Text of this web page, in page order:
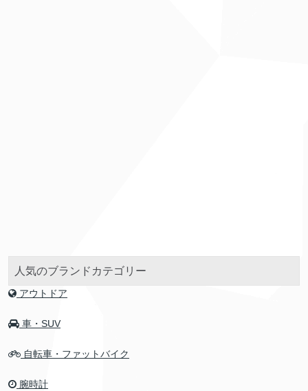
人気のブランドカテゴリー
アウトドア
車・SUV
自転車・ファットバイク
腕時計